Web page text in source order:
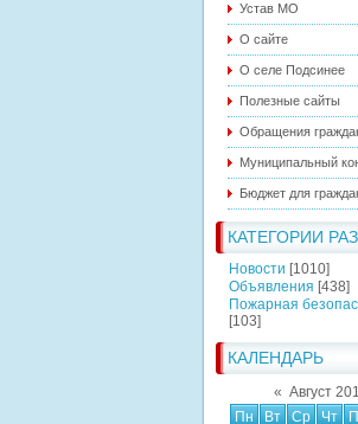
Устав МО
О сайте
О селе Подсинее
Полезные сайты
Обращения
Муниципальный
Бюджет для
КАТЕГОРИИ
Новости [1010]
Объявления [438]
Пожарная
[103]
КАЛЕНДАРЬ
« Август
Пн
Вт Ср Чт